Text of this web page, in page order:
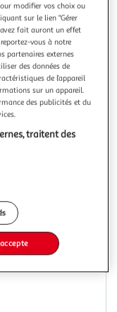
50,74€ 69,99€
modifier vos choix ou
sur le lien "Gérer
avez fait auront un effet
vous à notre
partenaires externes
des données de
de l’appareil
sur un appareil.
des publicités et du
traitent des